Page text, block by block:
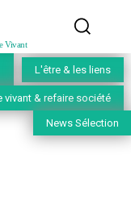
Vivant
L'être & les liens
vivant & refaire société
News Sélection